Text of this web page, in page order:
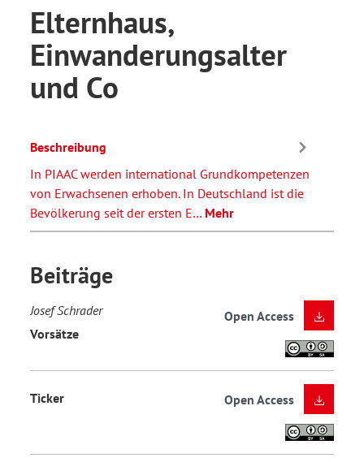
Elternhaus,
Einwanderungsalter
und Co
Beschreibung
In PIAAC werden international Grundkompetenzen
von Erwachsenen erhoben. In Deutschland ist die
Bevölkerung seit der ersten E… Mehr
Beiträge
Josef Schrader
Vorsätze
Open Access
Ticker Open Access